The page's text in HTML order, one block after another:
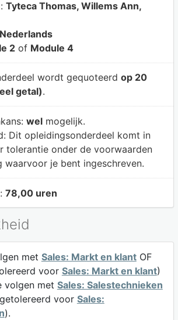
Tyteca Thomas, Willems Ann,
Nederlands
2of Module 4
wordt gequoteerd op 20
getal).
welmogelijk.
Dit opleidingsonderdeel komt in
tolerantie onder de voorwaarden
waarvoor je bent ingeschreven.
78,00 uren
met Sales: Markt en klantOF
voor Sales: Markt en klant)
volgen met Sales: Salestechnieken
voor Sales:
).